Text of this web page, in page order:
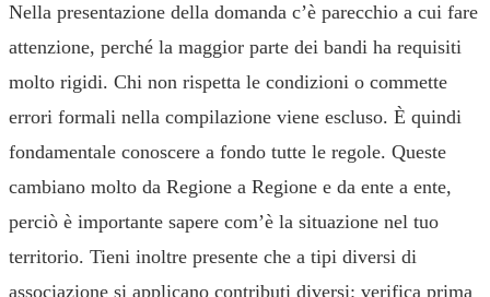
Nella presentazione della domanda c’è parecchio a cui fare
attenzione, perché la maggior parte dei bandi ha requisiti
molto rigidi. Chi non rispetta le condizioni o commette
errori formali nella compilazione viene escluso. È quindi
fondamentale conoscere a fondo tutte le regole. Queste
cambiano molto da Regione a Regione e da ente a ente,
perciò è importante sapere com’è la situazione nel tuo
territorio. Tieni inoltre presente che a tipi diversi di
associazione si applicano contributi diversi: verifica prima